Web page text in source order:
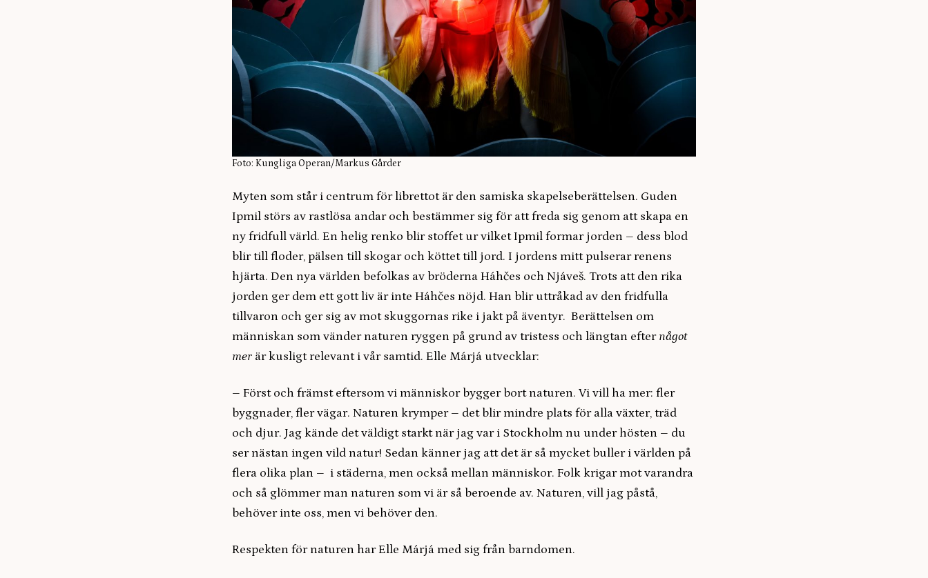
Foto: Kungliga Operan/Markus Gårder
Myten som står i centrum för librettot är den samiska skapelseberättelsen. Guden
Ipmil störs av rastlösa andar och bestämmer sig för att freda sig genom att skapa en
ny fridfull värld. En helig renko blir stoffet ur vilket Ipmil formar jorden – dess blod
blir till floder, pälsen till skogar och köttet till jord. I jordens mitt pulserar renens
hjärta. Den nya världen befolkas av bröderna Háhčes och Njáveš. Trots att den rika
jorden ger dem ett gott liv är inte Háhčes nöjd. Han blir uttråkad av den fridfulla
tillvaron och ger sig av mot skuggornas rike i jakt på äventyr. Berättelsen om
människan som vänder naturen ryggen på grund av tristess och längtan efter något
mer är kusligt relevant i vår samtid. Elle Márjá utvecklar:
– Först och främst eftersom vi människor bygger bort naturen. Vi vill ha mer: fler
byggnader, fler vägar. Naturen krymper – det blir mindre plats för alla växter, träd
och djur. Jag kände det väldigt starkt när jag var i Stockholm nu under hösten – du
ser nästan ingen vild natur! Sedan känner jag att det är så mycket buller i världen på
flera olika plan – i städerna, men också mellan människor. Folk krigar mot varandra
och så glömmer man naturen som vi är så beroende av. Naturen, vill jag påstå,
behöver inte oss, men vi behöver den.
Respekten för naturen har Elle Márjá med sig från barndomen.